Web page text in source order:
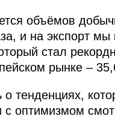
объёмов
и на экспорт
стал
рынке –
о тенденциях,
оптимизмом